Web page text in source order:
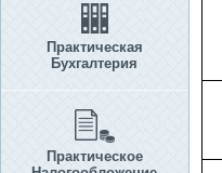
Практическая
Бухгалтерия
Практическое